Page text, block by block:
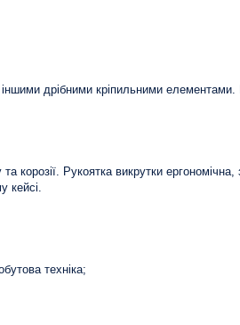
дрібними кріпильними
та корозії. Рукоятка викрутки
кейсі.
техніка;